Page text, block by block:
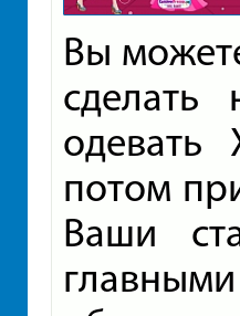
Вы
потом
Ваши